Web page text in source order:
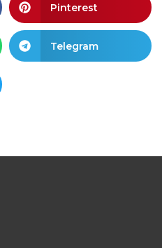
Pinterest
Telegram